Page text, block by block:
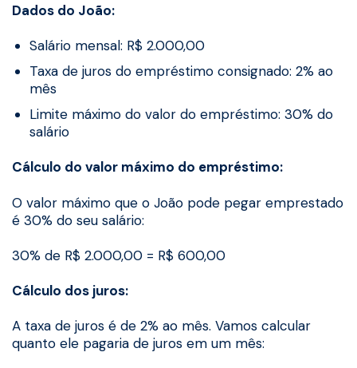
Dados do João:
Salário mensal: R$ 2.000,00
Taxa de juros do empréstimo consignado: 2% ao
mês
Limite máximo do valor do empréstimo: 30% do
salário
Cálculo do valor máximo do empréstimo:
O valor máximo que o João pode pegar emprestado
é 30% do seu salário:
30% de R$ 2.000,00 = R$ 600,00
Cálculo dos juros:
A taxa de juros é de 2% ao mês. Vamos calcular
quanto ele pagaria de juros em um mês: